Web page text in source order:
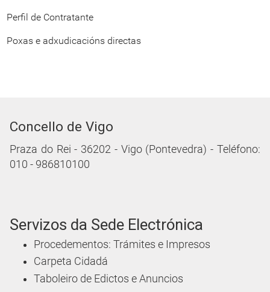
Perfil de Contratante
Poxas e adxudicacións directas
Concello de Vigo
Praza do Rei - 36202 - Vigo (Pontevedra) - Teléfono:
010 - 986810100
Servizos da Sede Electrónica
Procedementos: Trámites e Impresos
Carpeta Cidadá
Taboleiro de Edictos e Anuncios